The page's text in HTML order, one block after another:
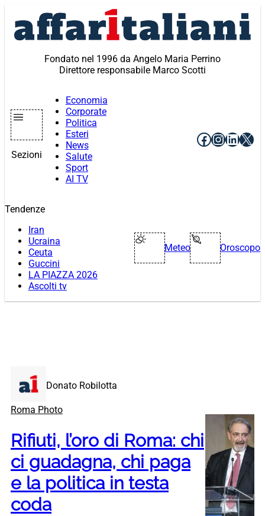
contenuto
Fondato nel 1996 da Angelo Maria Perrino
Direttore responsabile Marco Scotti
Sezioni
Economia
Corporate
Politica
Esteri
News
Salute
Sport
AI TV
Facebook
X
Tendenze
Iran
Ucraina
Ceuta
Guccini
LA PIAZZA 2026
Ascolti tv
Meteo Oroscopo
Donato Robilotta
Roma Photo
Rifiuti, l’oro di Roma: chi
ci guadagna, chi paga
e la politica in testa
coda